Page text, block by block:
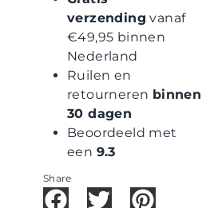
verzending vanaf
€49,95 binnen
Nederland
Ruilen en
retourneren binnen
30 dagen
Beoordeeld met
een 9.3
Share